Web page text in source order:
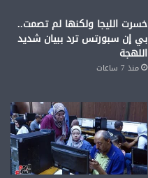
خسرت الليجا ولكنها لم تصمت..
بي إن سبورتس ترد ببيان شديد
اللهجة
منذ 7 ساعات